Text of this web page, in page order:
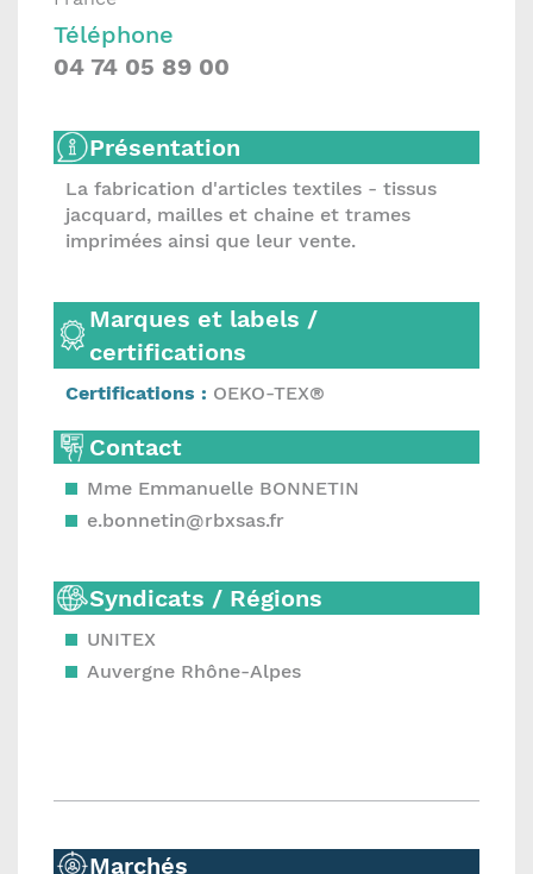
Téléphone
04 74 05 89 00
Présentation
La fabrication d'articles textiles - tissus
jacquard, mailles et chaine et trames
imprimées ainsi que leur vente.
Marques et labels /
certifications
Certifications : OEKO-TEX®
Contact
Mme Emmanuelle BONNETIN
e.bonnetin@rbxsas.fr
Syndicats / Régions
UNITEX
Auvergne Rhône-Alpes
Marchés